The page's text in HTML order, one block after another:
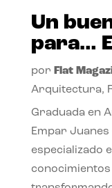
Un
para…
por Flat
Arquitectura,
Graduada en
Empar Juanes
especializado